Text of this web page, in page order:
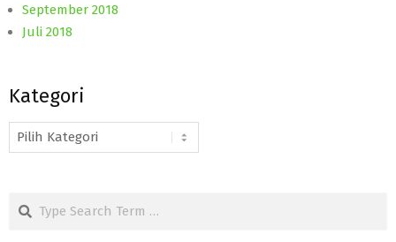
September 2018
Juli 2018
Kategori
Kategori
Search